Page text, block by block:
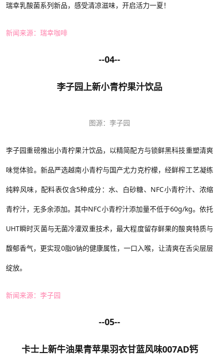
瑞幸乳酸菌系列新品，感受清凉滋味，开启活力一夏！
新闻来源：瑞幸咖啡
--04--
李子园上新小青柠果汁饮品
图源：李子园
李子园重磅推出小青柠果汁饮品，以精简配方与锁鲜黑科技重塑清爽
味觉体验。新品严选越南小青柠与国产尤力克柠檬，经鲜榨工艺凝练
纯粹风味，配料表仅含5种成分：水、白砂糖、NFC小青柠汁、浓缩
青柠汁，无多余添加。其中NFC小青柠汁添加量不低于60g/kg。依托
UHT瞬时灭菌与无菌冷灌双重技术，最大程度留存鲜果的酸爽特质与
馥郁香气，更实现0脂0钠的健康属性，一口入喉，让清爽在舌尖层层
绽放。
新闻来源：李子园
--05--
卡士上新牛油果青苹果羽衣甘蓝风味007AD钙